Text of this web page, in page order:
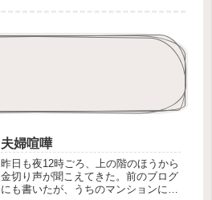
夫婦喧嘩
昨日も夜12時ごろ、上の階のほうから
金切り声が聞こえてきた。前のブログ
にも書いたが、うちのマンションには